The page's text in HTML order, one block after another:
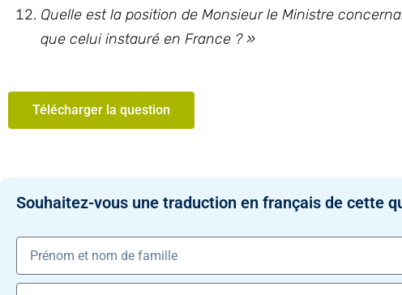
Quelle est la position de Monsieur le Ministre
que celui instauré en France ? »
Télécharger la question
Souhaitez-vous une traduction en français de cette